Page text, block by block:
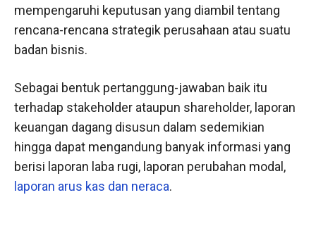
mempengaruhi keputusan yang diambil tentang
rencana-rencana strategik perusahaan atau suatu
badan bisnis.
Sebagai bentuk pertanggung-jawaban baik itu
terhadap stakeholder ataupun shareholder, laporan
keuangan dagang disusun dalam sedemikian
hingga dapat mengandung banyak informasi yang
berisi laporan laba rugi, laporan perubahan modal,
laporan arus kas dan neraca.